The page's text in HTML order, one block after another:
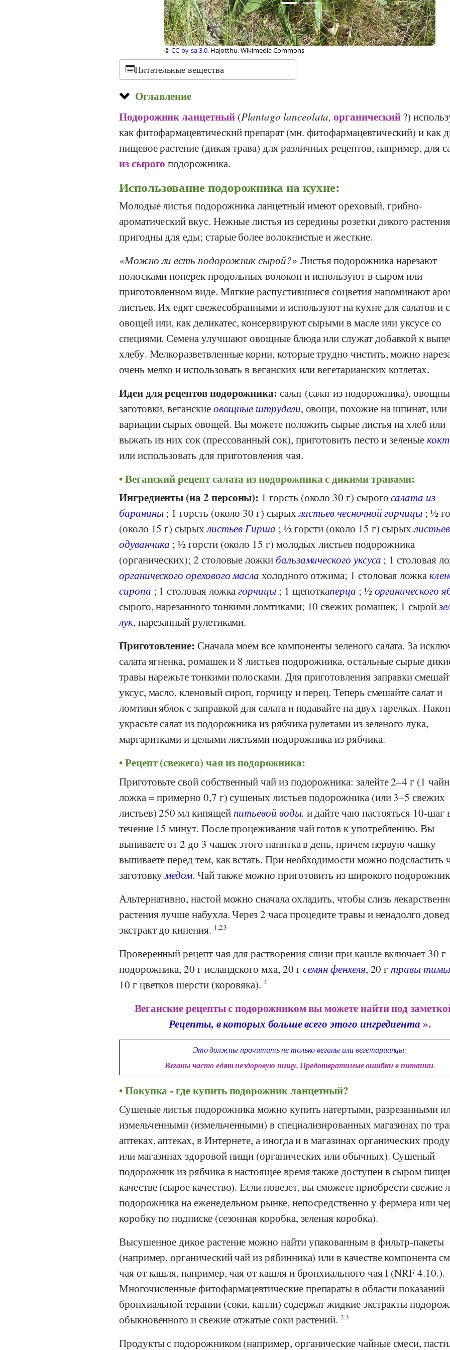
©CC-by-sa 3.0, Frank Vincentz, Wikipedia
Питательные вещества
Оглавление
Подорожник ланцетный(Plantago lanceolata, органический?)
как фитофармацевтический препарат (мн. фитофармацевтический) и как
пищевое растение (дикая трава) для различных рецептов, например, для
из сырого подорожника.
Использование подорожника на кухне:
Молодые листья подорожника ланцетный имеют ореховый, грибно-
ароматический вкус. Нежные листья из середины розетки дикого растения
пригодны для еды; старые более волокнистые и жесткие.
Можно ли есть подорожник сырой?
Листья подорожника нарезают
полосками поперек продольных волокон и используют в сыром или
приготовленном виде. Мягкие распустившиеся соцветия напоминают
листьев. Их едят свежесобранными и используют на кухне для салатов и
овощей или, как деликатес, консервируют сырыми в масле или уксусе со
специями. Семена улучшают овощные блюда или служат добавкой к
хлебу. Мелкоразветвленные корни, которые трудно чистить, можно
очень мелко и использовать в веганских или вегетарианских котлетах.
Идеи для рецептов подорожника: салат (салат из подорожника),
заготовки, веганскиеовощные штрудели, овощи, похожие на шпинат, или
вариации сырых овощей. Вы можете положить сырые листья на хлеб или
выжать из них сок (прессованный сок), приготовить песто и зеленые
или использовать для приготовления чая.
Веганский рецепт салата из подорожника с дикими травами:
Ингредиенты (на 2 персоны): 1 горсть (около 30 г) сырогосалата из
баранины; 1 горсть (около 30 г) сырыхлистьев чесночной горчицы ; ½
(около 15 г) сырыхлистьев Гирша ; ½ горсти (около 15 г) сырыхлистьев
одуванчика ; ½ горсти (около 15 г) молодых листьев подорожника
(органических); 2 столовые ложки бальзамического уксуса ; 1 столовая
органического орехового масла холодного отжима; 1 столовая ложка
сиропа ; 1 столовая ложкагорчицы; 1 щепоткаперца ; ½органического
сырого, нарезанного тонкими ломтиками; 10 свежих ромашек; 1 сырой
лук, нарезанный рулетиками.
Приготовление: Сначала моем все компоненты зеленого салата. За
салата ягненка, ромашек и 8 листьев подорожника, остальные сырые
травы нарежьте тонкими полосками. Для приготовления заправки
уксус, масло, кленовый сироп, горчицу и перец. Теперь смешайте салат и
ломтики яблок с заправкой для салата и подавайте на двух тарелках.
украсьте салат из подорожника из рябчика рулетами из зеленого лука,
маргаритками и целыми листьями подорожника из рябчика.
Рецепт (свежего) чая из подорожника:
Приготовьте свой собственный чай из подорожника: залейте 2–4 г (1
ложка = примерно 0,7 г) сушеных листьев подорожника (или 3–5 свежих
листьев) 250 мл кипящей питьевой воды. и дайте чаю настояться 10-шаг
течение 15 минут. После процеживания чай готов к употреблению. Вы
выпиваете от 2 до 3 чашек этого напитка в день, причем первую чашку
выпиваете перед тем, как встать. При необходимости можно подсластить
заготовкумедом. Чай также можно приготовить из широкого
Альтернативно, настой можно сначала охладить, чтобы слизь
растения лучше набухла. Через 2 часа процедите травы и ненадолго
экстракт до кипения. 1,2,3
Проверенный рецепт чая для растворения слизи при кашле включает 30 г
подорожника, 20 г исландского мха, 20 гсемян фенхеля, 20 г травы
10 г цветков шерсти (коровяка). 4
Веганские рецепты с подорожником вы можете найти под
Рецепты, в которых больше всего этого ингредиента ».
Это должны прочитать не только веганы или вегетарианцы:
Веганы часто едят нездоровую пищу. Предотвратимые ошибки в питании.
Покупка - где купить подорожник ланцетный?
Сушеные листья подорожника можно купить натертыми, разрезанными
измельченными (измельченными) в специализированных магазинах по
аптеках, аптеках, в Интернете, а иногда и в магазинах органических
или магазинах здоровой пищи (органических или обычных). Сушеный
подорожник из рябчика в настоящее время также доступен в сыром
качестве (сырое качество). Если повезет, вы сможете приобрести свежие
подорожника на еженедельном рынке, непосредственно у фермера или
коробку по подписке (сезонная коробка, зеленая коробка).
Высушенное дикое растение можно найти упакованным в фильтр-пакеты
(например, органический чай из рябинника) или в качестве компонента
чая от кашля, например, чая от кашля и бронхиального чая I (NRF 4.10.).
Многочисленные фитофармацевтические препараты в области показаний
бронхиальной терапии (соки, капли) содержат жидкие экстракты
обыкновенного и свежие отжатые соки растений.2.3
Продукты с подорожником (например, органические чайные смеси,